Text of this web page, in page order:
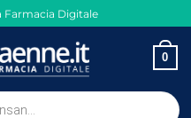
Farmacia Digitale
0